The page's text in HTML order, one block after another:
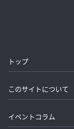
トップ
このサイトについて
イベントコラム